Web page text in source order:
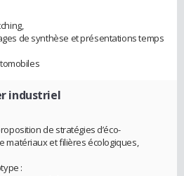
de synthèse et présentations temps
industriel
de stratégies d’éco-
matériaux et filières écologiques,
: